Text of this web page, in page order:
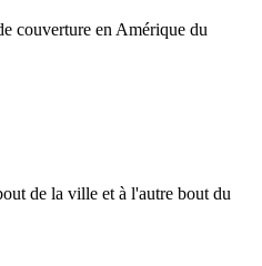
couverture en Amérique du
de la ville et à l'autre bout du